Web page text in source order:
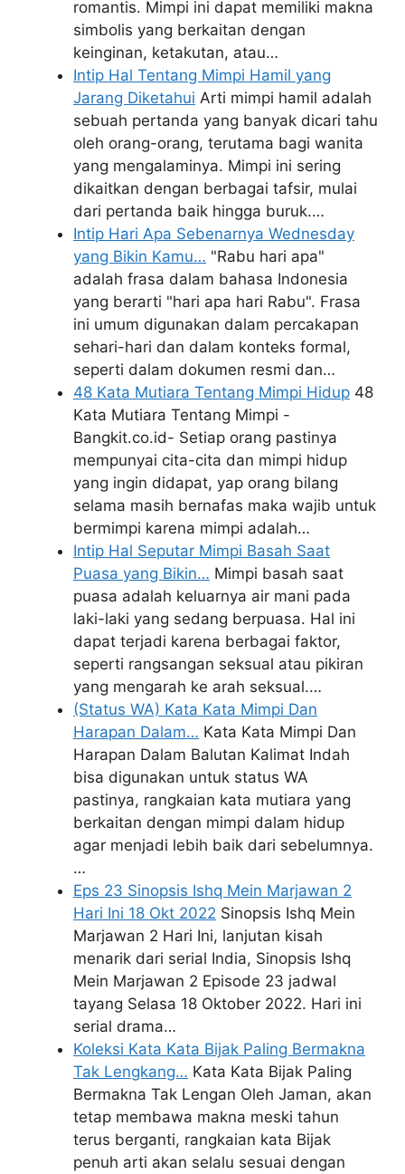
romantis. Mimpi ini dapat memiliki makna
simbolis yang berkaitan dengan
keinginan, ketakutan, atau…
Intip Hal Tentang Mimpi Hamil yang
Jarang Diketahui Arti mimpi hamil adalah
sebuah pertanda yang banyak dicari tahu
oleh orang-orang, terutama bagi wanita
yang mengalaminya. Mimpi ini sering
dikaitkan dengan berbagai tafsir, mulai
dari pertanda baik hingga buruk.…
Intip Hari Apa Sebenarnya Wednesday
yang Bikin Kamu… "Rabu hari apa"
adalah frasa dalam bahasa Indonesia
yang berarti "hari apa hari Rabu". Frasa
ini umum digunakan dalam percakapan
sehari-hari dan dalam konteks formal,
seperti dalam dokumen resmi dan…
48 Kata Mutiara Tentang Mimpi Hidup 48
Kata Mutiara Tentang Mimpi -
Bangkit.co.id- Setiap orang pastinya
mempunyai cita-cita dan mimpi hidup
yang ingin didapat, yap orang bilang
selama masih bernafas maka wajib untuk
bermimpi karena mimpi adalah…
Intip Hal Seputar Mimpi Basah Saat
Puasa yang Bikin… Mimpi basah saat
puasa adalah keluarnya air mani pada
laki-laki yang sedang berpuasa. Hal ini
dapat terjadi karena berbagai faktor,
seperti rangsangan seksual atau pikiran
yang mengarah ke arah seksual.…
(Status WA) Kata Kata Mimpi Dan
Harapan Dalam… Kata Kata Mimpi Dan
Harapan Dalam Balutan Kalimat Indah
bisa digunakan untuk status WA
pastinya, rangkaian kata mutiara yang
berkaitan dengan mimpi dalam hidup
agar menjadi lebih baik dari sebelumnya.
…
Eps 23 Sinopsis Ishq Mein Marjawan 2
Hari Ini 18 Okt 2022 Sinopsis Ishq Mein
Marjawan 2 Hari Ini, lanjutan kisah
menarik dari serial India, Sinopsis Ishq
Mein Marjawan 2 Episode 23 jadwal
tayang Selasa 18 Oktober 2022. Hari ini
serial drama…
Koleksi Kata Kata Bijak Paling Bermakna
Tak Lengkang… Kata Kata Bijak Paling
Bermakna Tak Lengan Oleh Jaman, akan
tetap membawa makna meski tahun
terus berganti, rangkaian kata Bijak
penuh arti akan selalu sesuai dengan